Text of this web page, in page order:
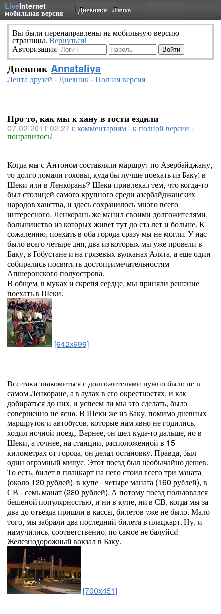
LiveInternet
мобильная версия Дневники Личка
Вы были перенаправлены на мобильную версию
страницы. Вернуться!
Авторизация
Дневник Annataliya
Лента друзей -Дневник-Полная версия
Про то, как мы к хану в гости ездили
07-02-2011 02:27к комментариям-к полной версии -
понравилось!
Когда мы с Антоном составляли маршрут по Азербайджану,
то долго ломали головы, куда бы лучше поехать из Баку: в
Шеки или в Ленкорань? Шеки привлекал тем, что когда-то
был столицей самого крупного среди азербайджанских
народов ханства, и здесь сохранилось много всего
интересного. Ленкорань же манил своими долгожителями,
большинство из которых живет тут до ста лет и больше. К
сожалению, поехать в оба города сразу мы не могли. У нас
было всего четыре дня, два из которых мы уже провели в
Баку, в Гобустане и на грязевых вулканах Алята, а еще один
собирались посвятить достопримечательностям
Апшеронского полуострова.
В общем, в муках и скрепя сердце, мы приняли решение
поехать в Шеки.
[642x699]
Все-таки знакомиться с долгожителями нужно было не в
самом Ленкоране, а в аулах в его окрестностях, и как
добираться до них, и успеем ли мы это сделать, было
совершенно не ясно. В Шеки же из Баку, помимо дневных
маршруток и автобусов, которые нам явно не годились,
ходил ночной поезд. Вернее, он шел куда-то дальше, но в
Шеки, а точнее, на станции, расположенной в 15
километрах от города, он делал остановку. Правда, был
один огромный минус. Этот поезд был необычайно дешев.
То есть, билет в плацкарт на него стоил всего три маната
(около 120 рублей), в купе - четыре маната (160 рублей), в
СВ - семь манат (280 рублей). А потому поезд пользовался
бешеной популярностью, и ни в купе, ни в СВ, когда мы за
два до отъезда пришли в кассы, билетов уже не было. Мало
того, мы забрали два последний билета в плацкарт. Ну, и
намучились, соответственно, по самое не балуйся!
Железнодорожный вокзал в Баку.
[700x451]